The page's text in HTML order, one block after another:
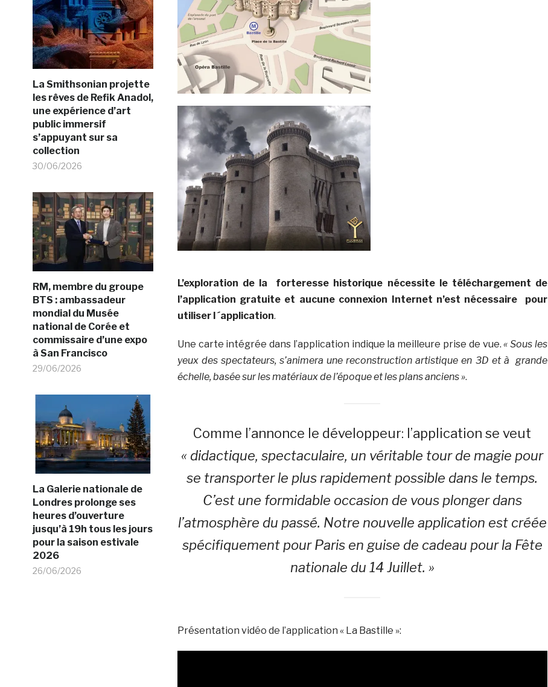
La Smithsonian projette
les rêves de Refik Anadol,
une expérience d’art
public immersif
s’appuyant sur sa
collection
30/06/2026
RM, membre du groupe
BTS : ambassadeur
mondial du Musée
national de Corée et
commissaire d’une expo
à San Francisco
29/06/2026
La Galerie nationale de
Londres prolonge ses
heures d’ouverture
jusqu’à 19h tous les jours
pour la saison estivale
2026
26/06/2026
L’exploration de la forteresse historique nécessite le téléchargement de
l’application gratuite et aucune connexion Internet n’est nécessaire pour
utiliser l ´application.
Une carte intégrée dans l’application indique la meilleure prise de vue.« Sous les
yeux des spectateurs, s’animera une reconstruction artistique en 3D et à grande
échelle, basée sur les matériaux de l’époque et les plans anciens ».
Comme l’annonce le développeur: l’application se veut
« didactique, spectaculaire, un véritable tour de magie pour
se transporter le plus rapidement possible dans le temps.
C’est une formidable occasion de vous plonger dans
l’atmosphère du passé. Notre nouvelle application est créée
spécifiquement pour Paris en guise de cadeau pour la Fête
nationale du 14 Juillet. »
Présentation vidéo de l’application « La Bastille »: